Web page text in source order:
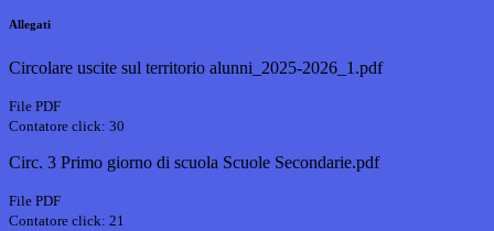
Allegati
Circolare uscite sul territorio alunni_2025-2026_1.pdf
File PDF
Contatore click: 30
Circ. 3 Primo giorno di scuola Scuole Secondarie.pdf
File PDF
Contatore click: 21